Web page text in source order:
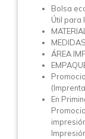
Bolsa
Útil para
ÁREA
En